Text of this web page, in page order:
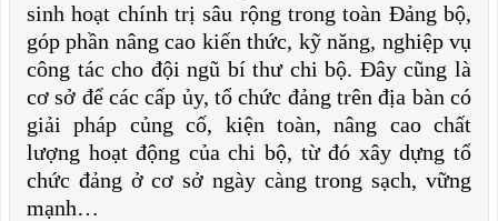
sinh hoạt chính trị sâu rộng trong toàn Đảng bộ,
góp phần nâng cao kiến thức, kỹ năng, nghiệp vụ
công tác cho đội ngũ bí thư chi bộ. Đây cũng là
cơ sở để các cấp ủy, tổ chức đảng trên địa bàn có
giải pháp củng cố, kiện toàn, nâng cao chất
lượng hoạt động của chi bộ, từ đó xây dựng tổ
chức đảng ở cơ sở ngày càng trong sạch, vững
mạnh…